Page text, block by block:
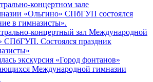
концертный зал Международной
СПбГУП. Состоялся праздник